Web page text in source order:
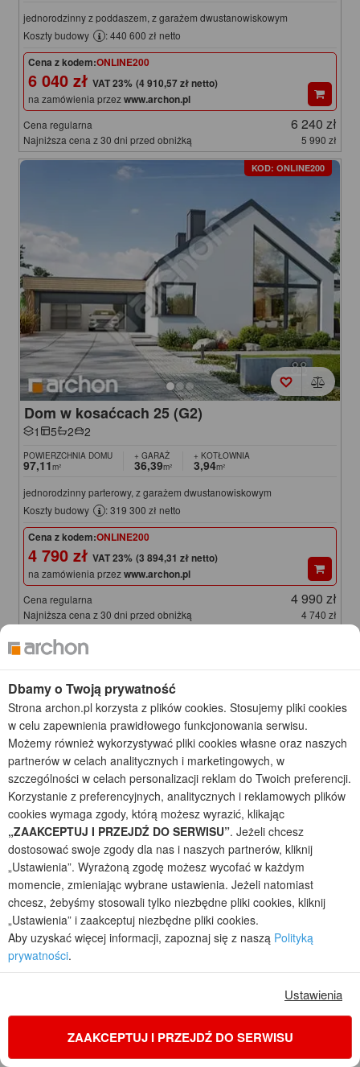
jednorodzinny z poddaszem, z garażem dwustanowiskowym
Koszty budowy
: 440 600 zł netto
Cena z kodem:ONLINE200
6 040 zł (4 910,57 zł netto)
na zamówienia przezwww.archon.pl
Cena regularna 6 240 zł
Najniższa cena z 30 dni przed obniżką 5 990 zł
KOD: ONLINE200
Dom w kosaćcach 25 (G2)
1 5 2 2
POWIERZCHNIA DOMU
97,11m²
+ GARAŻ
36,39m²
+ KOTŁOWNIA
3,94m²
jednorodzinny parterowy, z garażem dwustanowiskowym
Koszty budowy
: 319 300 zł netto
Cena z kodem:ONLINE200
4 790 zł (3 894,31 zł netto)
na zamówienia przezwww.archon.pl
Cena regularna 4 990 zł
Najniższa cena z 30 dni przed obniżką 4 740 zł
Dom w zielistkach 23 (GA)
2 5 2 1
117,39m²
+ GARAŻ
23,30 m²
+ KOTŁOWNIA
5,83m²
4 900 zł (3 983,74 zł netto)
Dbamy o Twoją prywatność
Strona archon.pl korzysta z plików cookies. Stosujemy pliki cookies
w celu zapewnienia prawidłowego funkcjonowania serwisu.
Możemy również wykorzystywać pliki cookies własne oraz naszych
partnerów w celach analitycznych i marketingowych, w
szczególności w celach personalizacji reklam do Twoich preferencji.
Korzystanie z preferencyjnych, analitycznych i reklamowych plików
cookies wymaga zgody, którą możesz wyrazić, klikając
„ZAAKCEPTUJ I PRZEJDŹ DO SERWISU”. Jeżeli chcesz
dostosować swoje zgody dla nas i naszych partnerów, kliknij
„Ustawienia”. Wyrażoną zgodę możesz wycofać w każdym
momencie, zmieniając wybrane ustawienia. Jeżeli natomiast
chcesz, żebyśmy stosowali tylko niezbędne pliki cookies, kliknij
„Ustawienia” i zaakceptuj niezbędne pliki cookies.
Aby uzyskać więcej informacji, zapoznaj się z naszą Polityką
prywatności.
Ustawienia
ZAAKCEPTUJ I PRZEJDŹ DO SERWISU